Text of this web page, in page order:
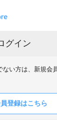
グイン
ない方は、新規会
登録はこちら